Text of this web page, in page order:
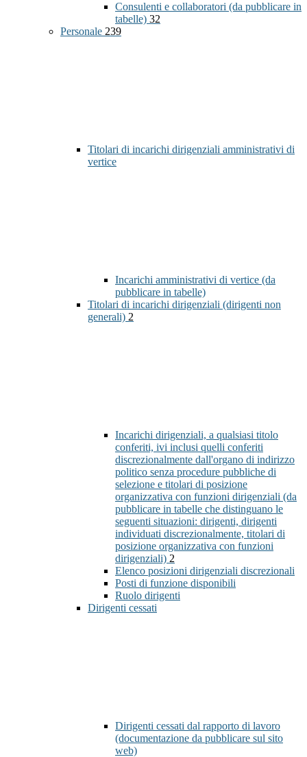
Consulenti e collaboratori (da pubblicare in
tabelle) 32
Personale 239
Titolari di incarichi dirigenziali amministrativi di
vertice
Incarichi amministrativi di vertice (da
pubblicare in tabelle)
Titolari di incarichi dirigenziali (dirigenti non
generali) 2
Incarichi dirigenziali, a qualsiasi titolo
conferiti, ivi inclusi quelli conferiti
discrezionalmente dall'organo di indirizzo
politico senza procedure pubbliche di
selezione e titolari di posizione
organizzativa con funzioni dirigenziali (da
pubblicare in tabelle che distinguano le
seguenti situazioni: dirigenti, dirigenti
individuati discrezionalmente, titolari di
posizione organizzativa con funzioni
dirigenziali) 2
Elenco posizioni dirigenziali discrezionali
Posti di funzione disponibili
Ruolo dirigenti
Dirigenti cessati
Dirigenti cessati dal rapporto di lavoro
(documentazione da pubblicare sul sito
web)